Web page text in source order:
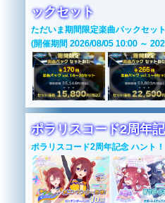
ックセット
ただいま期間限定楽曲パックセッ
(開催期間 2026/08/05 10:00 ～
ポラリスコード2周年
ポラリスコード2周年記念 ハント！